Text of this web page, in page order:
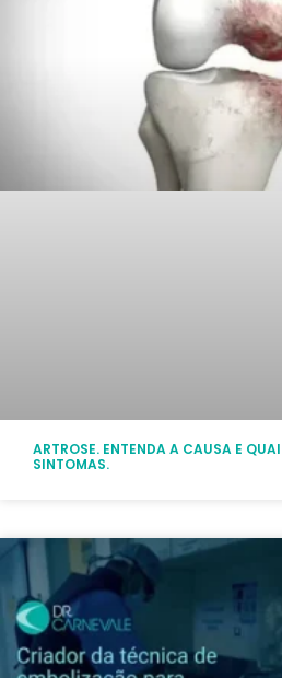
ARTROSE. ENTENDA A CAUSA E
SINTOMAS.